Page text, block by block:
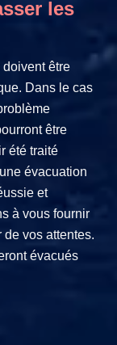
les
être
Dans le cas
être
été traité
évacuation
et
à vous fournir
de vos attentes.
évacués